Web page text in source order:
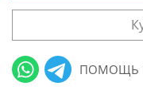
ПОМОЩЬ